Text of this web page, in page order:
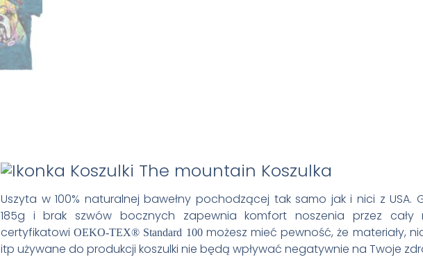
Koszulka
Uszyta w 100% naturalnej bawełny pochodzącej tak samo jak i nici z USA.
185g i brak szwów bocznych zapewnia komfort noszenia przez cały
certyfikatowiOEKO-TEX® Standard 100 możesz mieć pewność, że materiały,
itp używane do produkcji koszulki nie będą wpływać negatywnie na Twoje